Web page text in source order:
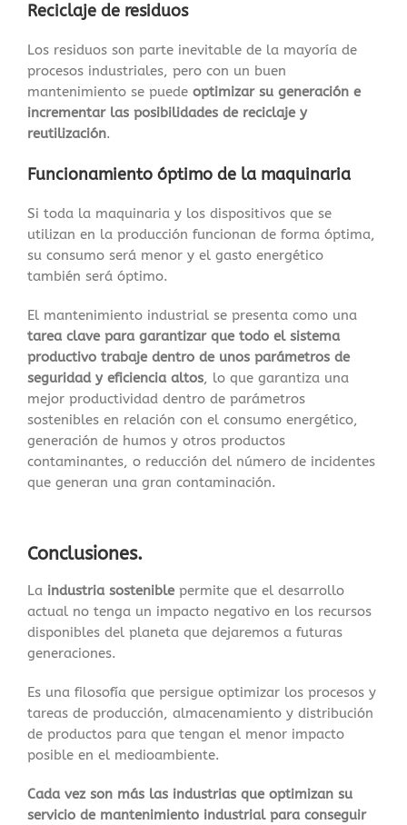
Reciclaje de residuos
Los residuos son parte inevitable de la mayoría de
procesos industriales, pero con un buen
mantenimiento se puede optimizar su generación e
incrementar las posibilidades de reciclaje y
reutilización.
Funcionamiento óptimo de la maquinaria
Si toda la maquinaria y los dispositivos que se
utilizan en la producción funcionan de forma óptima,
su consumo será menor y el gasto energético
también será óptimo.
El mantenimiento industrial se presenta como una
tarea clave para garantizar que todo el sistema
productivo trabaje dentro de unos parámetros de
seguridad y eficiencia altos, lo que garantiza una
mejor productividad dentro de parámetros
sostenibles en relación con el consumo energético,
generación de humos y otros productos
contaminantes, o reducción del número de incidentes
que generan una gran contaminación.
Conclusiones.
La industria sostenible permite que el desarrollo
actual no tenga un impacto negativo en los recursos
disponibles del planeta que dejaremos a futuras
generaciones.
Es una filosofía que persigue optimizar los procesos y
tareas de producción, almacenamiento y distribución
de productos para que tengan el menor impacto
posible en el medioambiente.
Cada vez son más las industrias que optimizan su
servicio de mantenimiento industrial para conseguir